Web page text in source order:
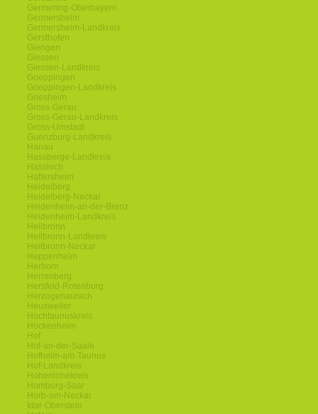
Germering-Oberbayern
Germersheim
Germersheim-Landkreis
Gersthofen
Giengen
Giessen
Giessen-Landkreis
Goeppingen
Goeppingen-Landkreis
Griesheim
Gross-Gerau
Gross-Gerau-Landkreis
Gross-Umstadt
Guenzburg-Landkreis
Hanau
Hassberge-Landkreis
Hassloch
Hattersheim
Heidelberg
Heidelberg-Neckar
Heidenheim-an-der-Brenz
Heidenheim-Landkreis
Heilbronn
Heilbronn-Landkreis
Heilbronn-Neckar
Heppenheim
Herborn
Herrenberg
Hersfeld-Rotenburg
Herzogenaurach
Heusweiler
Hochtaunuskreis
Hockenheim
Hof
Hof-an-der-Saale
Hofheim-am-Taunus
Hof-Landkreis
Hohenlohekreis
Homburg-Saar
Horb-am-Neckar
Idar-Oberstein